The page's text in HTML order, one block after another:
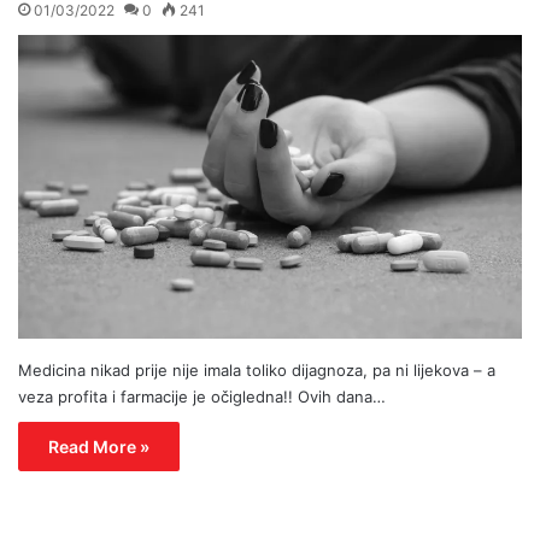
01/03/2022 0 241
Medicina nikad prije nije imala toliko dijagnoza, pa ni lijekova – a
veza profita i farmacije je očigledna!! Ovih dana…
Read More »